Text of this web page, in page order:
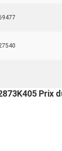
Prix